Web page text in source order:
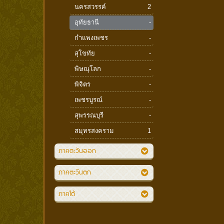
นครสวรรค์ 2
อุทัยธานี -
กำแพงเพชร -
สุโขทัย -
พิษณุโลก -
พิจิตร -
เพชรบูรณ์ -
สุพรรณบุรี -
สมุทรสงคราม 1
ภาคตะวันออก
ภาคตะวันตก
ภาคใต้